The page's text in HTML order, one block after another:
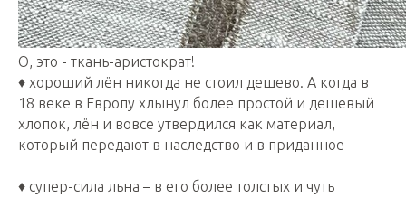
О, это - ткань-аристократ!
♦️ хороший лён никогда не стоил дешево. А когда в
18 веке в Европу хлынул более простой и дешевый
хлопок, лён и вовсе утвердился как материал,
который передают в наследство и в приданное
♦️ супер-сила льна – в его более толстых и чуть